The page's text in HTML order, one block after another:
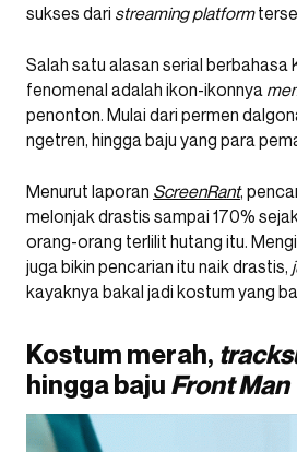
sukses dari streaming platform
Salah satu alasan serial berbahasa
fenomenal adalah ikon-ikonnya
penonton. Mulai dari permen
ngetren, hingga baju yang para
Menurut laporan ScreenRant,
melonjak drastis sampai 170%
orang-orang terlilit hutang itu.
juga bikin pencarian itu naik drastis,
kayaknya bakal jadi kostum yang
Kostum merah,
hingga baju Front Man